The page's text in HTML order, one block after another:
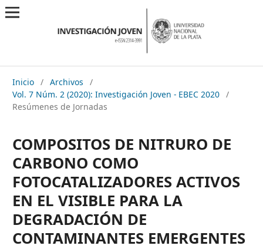
Inicio / Archivos
/
Vol. 7 Núm. 2 (2020): Investigación Joven - EBEC 2020 /
Resúmenes de Jornadas
COMPOSITOS DE NITRURO DE
CARBONO COMO
FOTOCATALIZADORES ACTIVOS
EN EL VISIBLE PARA LA
DEGRADACIÓN DE
CONTAMINANTES EMERGENTES